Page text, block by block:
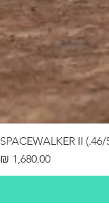
SPACEWALKER II (.46/
מחיר